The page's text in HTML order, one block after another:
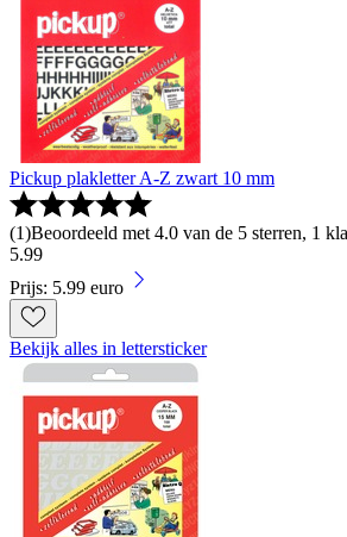
Pickup plakletter A-Z zwart 10 mm
(1)Beoordeeld met 4.0 van de 5 sterren, 1
5.99
Prijs: 5.99 euro
Bekijk alles in lettersticker